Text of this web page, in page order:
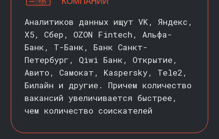
ЧТО НУЖНО ДЛЯ
НАЧАЛА ОБУЧЕНИЯ/?/
Степень специалиста/
бакалавра/магистра по любому
направлению
МАТЕМАТИКА
ДИПЛОМ О ВЫСШЕМ
ОБРАЗОВАНИИ